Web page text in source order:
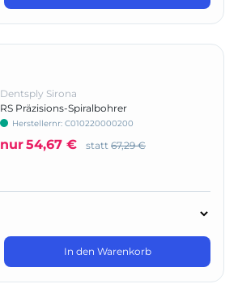
Dentsply Sirona
RS Präzisions-Spiralbohrer
Herstellernr: C010220000200
nur54,67 € statt 67,29 €
In den Warenkorb